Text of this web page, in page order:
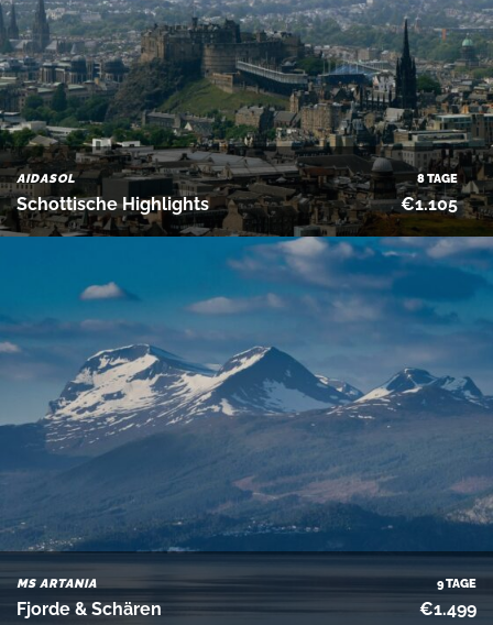
AIDASOL
Schottische Highlights
8 TAGE
€1.105
MS ARTANIA
Fjorde & Schären
9 TAGE
€1.499